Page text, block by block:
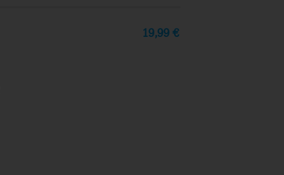
19,99€